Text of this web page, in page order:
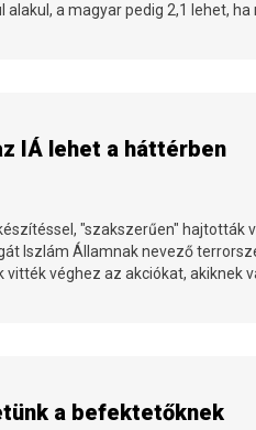
a magyar pedig 2,1 lehet, ha
IÁ lehet a háttérben
"szakszerűen" hajtották
Iszlám Államnak nevező
véghez az akciókat, akiknek
a befektetőknek